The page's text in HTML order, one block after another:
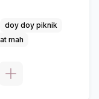
doy doy piknik
mah